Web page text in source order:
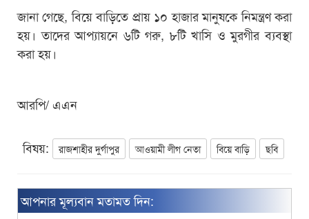
জানা গেছে, বিয়ে বাড়িতে প্রায় ১০ হাজার মানুষকে নিমন্ত্রণ করা
হয়। তাদের আপ্যায়নে ৬টি গরু, ৮টি খাসি ও মুরগীর ব্যবস্থা
করা হয়।
আরপি/ এএন
বিষয়: রাজশাহীর দুর্গাপুর আওয়ামী লীগ নেতা বিয়ে বাড়ি ছবি
আপনার মূল্যবান মতামত দিন: